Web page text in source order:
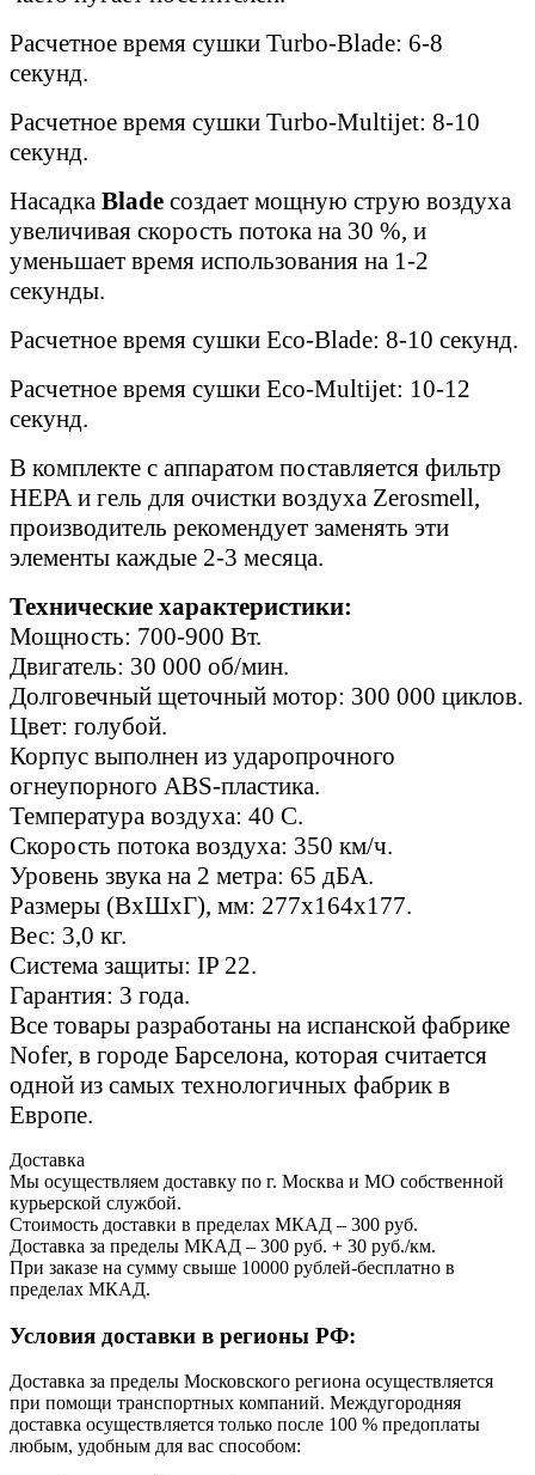
Расчетное время сушки Turbo-Blade: 6-8
секунд.
Расчетное время сушки Turbo-Multijet: 8-10
секунд.
Насадка Blade создает мощную струю воздуха
увеличивая скорость потока на 30 %, и
уменьшает время использования на 1-2
секунды.
Расчетное время сушки Eco-Blade: 8-10 секунд.
Расчетное время сушки Eco-Multijet: 10-12
секунд.
В комплекте с аппаратом поставляется фильтр
НЕРА и гель для очистки воздуха Zerosmell,
производитель рекомендует заменять эти
элементы каждые 2-3 месяца.
Технические характеристики:
Мощность: 700-900 Вт.
Двигатель: 30 000 об/мин.
Долговечный щеточный мотор: 300 000 циклов.
Цвет: голубой.
Корпус выполнен из ударопрочного
огнеупорного ABS-пластика.
Температура воздуха: 40 С.
Скорость потока воздуха: 350 км/ч.
Уровень звука на 2 метра: 65 дБА.
Размеры (ВхШхГ), мм: 277х164х177.
Вес: 3,0 кг.
Система защиты: IP 22.
Гарантия: 3 года.
Все товары разработаны на испанской фабрике
Nofer, в городе Барселона, которая считается
одной из самых технологичных фабрик в
Европе.
Доставка
Мы осуществляем доставку по г. Москва и МО собственной
курьерской службой.
Стоимость доставки в пределах МКАД – 300 руб.
Доставка за пределы МКАД – 300 руб. + 30 руб./км.
При заказе на сумму свыше 10000 рублей-бесплатно в
пределах МКАД.
Условия доставки в регионы РФ:
Доставка за пределы Московского региона осуществляется
при помощи транспортных компаний. Междугородняя
доставка осуществляется только после 100 % предоплаты
любым, удобным для вас способом: